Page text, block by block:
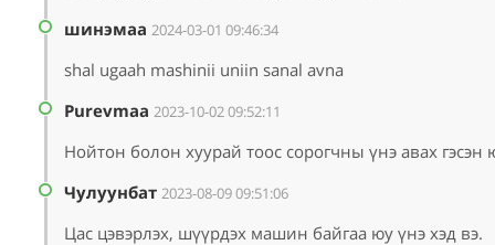
шинэмаа 2024-03-01 09:46:34
shal ugaah mashinii uniin sanal avna
Purevmaa 2023-10-02 09:52:11
Нойтон болон хуурай тоос сорогчны үнэ авах
Чулуунбат 2023-08-09 09:51:06
Цас цэвэрлэх, шүүрдэх машин байгаа юу үнэ хэд вэ.